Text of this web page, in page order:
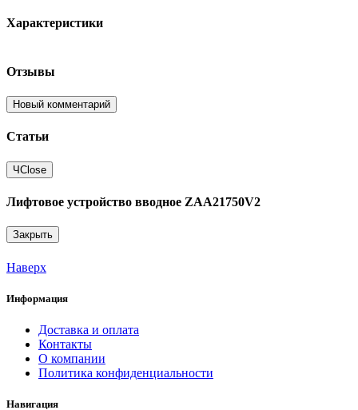
Характеристики
Отзывы
Новый комментарий
Статьи
ЧClose
Лифтовое устройство вводное ZAA21750V2
Закрыть
Наверх
Информация
Доставка и оплата
Контакты
О компании
Политика конфиденциальности
Навигация